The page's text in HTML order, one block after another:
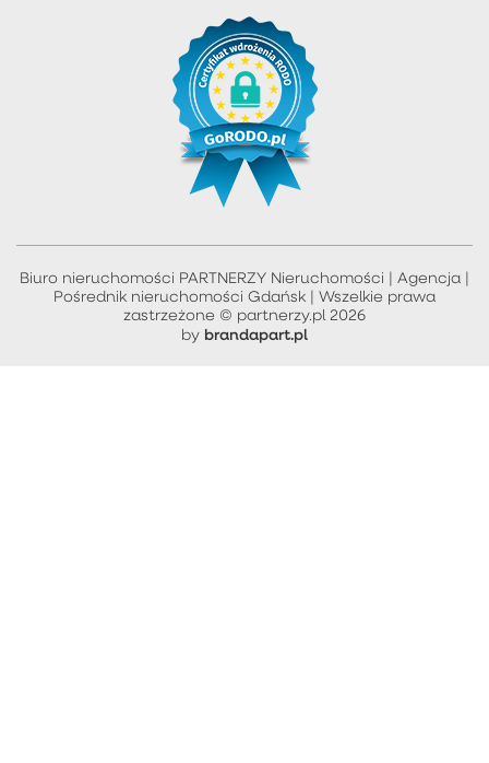
Biuro nieruchomości PARTNERZY Nieruchomości | Agencja |
Pośrednik nieruchomości Gdańsk | Wszelkie prawa
zastrzeżone © partnerzy.pl 2026
by brandapart.pl